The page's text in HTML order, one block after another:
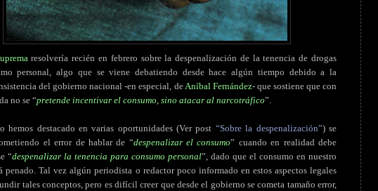
resolvería recién en febrero sobre la despenalización de la tenencia de drogas
personal, algo que se viene debatiendo desde hace algún tiempo debido a la
del gobierno nacional -en especial, deAníbal Fernández- que sostiene que con
no se “pretende incentivar el consumo, sino atacar al narcotráfico”.
hemos destacado en varias oportunidades (Ver post “Sobre la despenalización”) se
el error de hablar de “despenalizar el consumo” cuando en realidad debe
“despenalizar la tenencia para consumo personal”, dado que el consumo en nuestro
penado. Tal vez algún periodista o redactor poco informado en estos aspectos legales
tales conceptos, pero es difícil creer que desde el gobierno se cometa tamaño error,